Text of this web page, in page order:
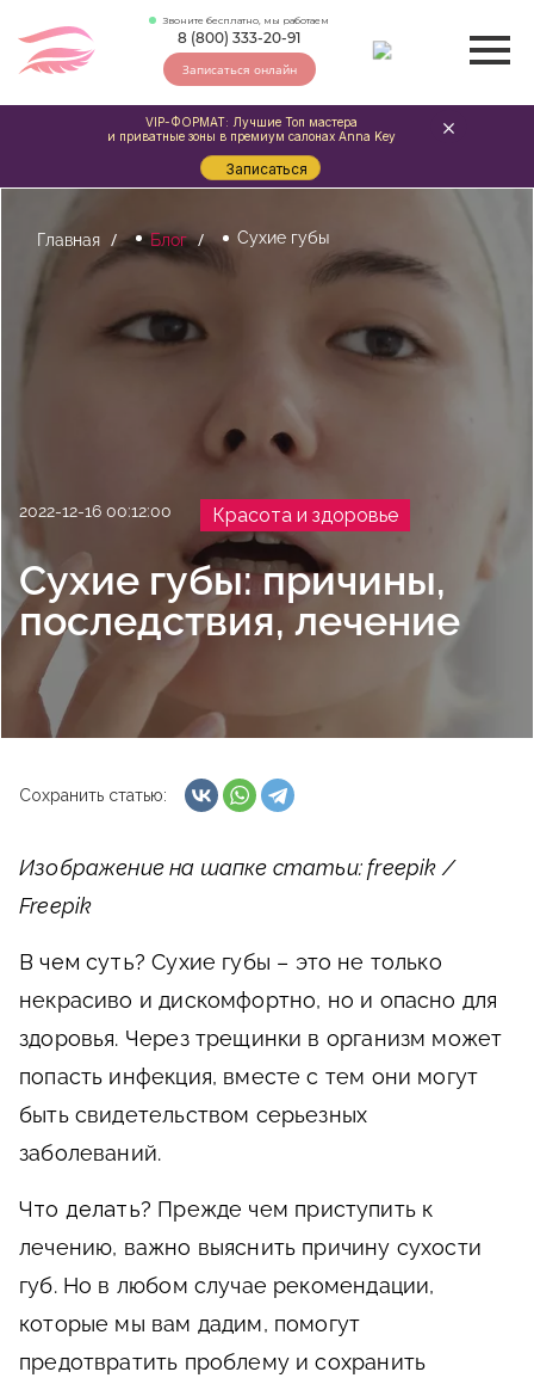
Звоните бесплатно, мы работаем
8 (800) 333-20-91
Записаться онлайн
Главная Блог Сухие губы
2022-12-16 00:12:00 Красота и здоровье
Сухие губы: причины,
последствия, лечение
Сохранить статью:
Изображение на шапке статьи: freepik /
Freepik
В чем суть? Сухие губы – это не только
некрасиво и дискомфортно, но и опасно для
здоровья. Через трещинки в организм может
попасть инфекция, вместе с тем они могут
быть свидетельством серьезных
заболеваний.
Что делать? Прежде чем приступить к
лечению, важно выяснить причину сухости
губ. Но в любом случае рекомендации,
которые мы вам дадим, помогут
предотвратить проблему и сохранить
VIP-ФОРМАТ: Лучшие Топ мастера
и приватные зоны в премиум салонах Anna Key
Записаться